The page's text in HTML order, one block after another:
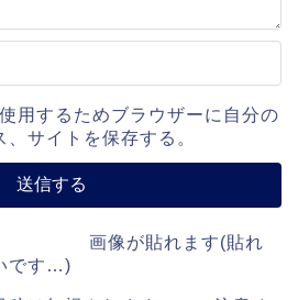
用するためブラウザーに自分の
サイトを保存する。
画像が貼れます(貼れ
です…)